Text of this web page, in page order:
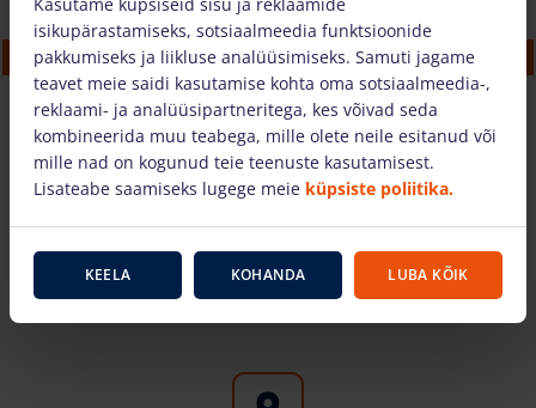
Elektriline käärtõstuk BOSS X3XSP (5.14 m)
23.21 €/tk. + käibemaks (5.57 €)
OSTUKORVI
Miks valida meid?
isikupärastamiseks, sotsiaalmeedia funktsioonide
pakkumiseks ja liikluse analüüsimiseks. Samuti jagame
teavet meie saidi kasutamise kohta oma sotsiaalmeedia-,
reklaami- ja analüüsipartneritega, kes võivad seda
kombineerida muu teabega, mille olete neile esitanud või
mille nad on kogunud teie teenuste kasutamisest.
Lisateabe saamiseks lugege meie küpsiste poliitika.
KEELA KOHANDA LUBA KÕIK